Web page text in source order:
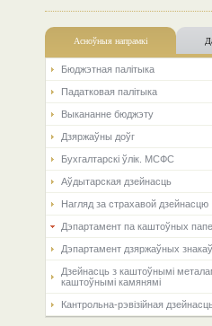
Асноўныя напрамкi
Бюджэтная палiтыка
Падатковая палітыка
Выкананне бюджэту
Дзяржаўны доўг
Бухгалтарскі ўлік. МСФС
Аўдытарская дзейнасць
Нагляд за страхавой дзейнасцю
Дэпартамент па каштоўных
Дэпартамент дзяржаўных знакаў
Дзейнасць з каштоўнымі
каштоўнымі камянямі
Кантрольна-рэвізійная